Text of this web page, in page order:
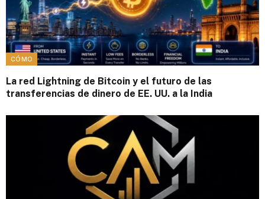
CÓMO
La red Lightning de Bitcoin y el futuro de las
transferencias de dinero de EE. UU. a la India